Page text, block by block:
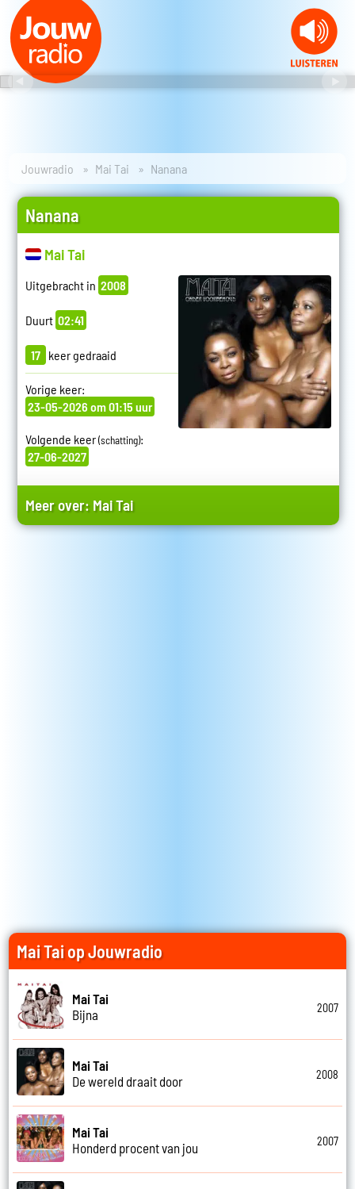
Jouwradio Mai Tai Nanana
Nanana
Mai Tai
Uitgebracht in 2008
Duurt 02:41
17 keer gedraaid
Vorige keer:
23-05-2026 om 01:15 uur
Volgende keer(schatting):
27-06-2027
Meer over: Mai Tai
Mai Tai op Jouwradio
Mai Tai
Bijna
2007
Mai Tai
De wereld draait door
2008
Mai Tai
Honderd procent van jou
2007